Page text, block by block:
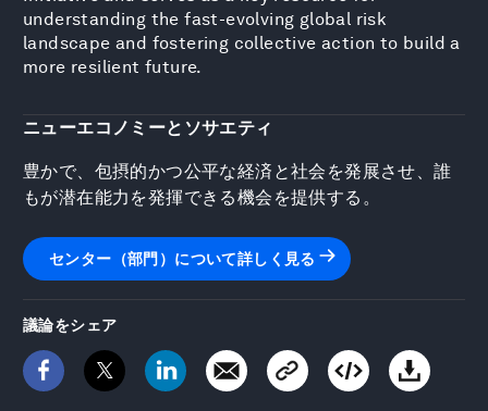
understanding the fast-evolving global risk
landscape and fostering collective action to build a
more resilient future.
ニューエコノミーとソサエティ
豊かで、包摂的かつ公平な経済と社会を発展させ、誰
もが潜在能力を発揮できる機会を提供する。
センター（部門）について詳しく見る
議論をシェア